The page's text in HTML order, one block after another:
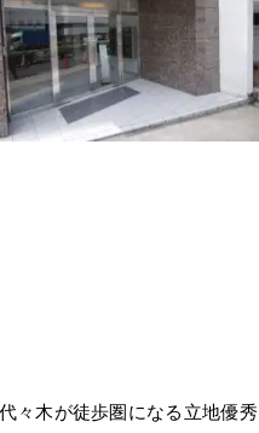
々木が徒歩圏になる立地優秀